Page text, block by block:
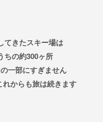
てきたスキー場は
ちの約300ヶ所
一部にすぎません
からも旅は続きます